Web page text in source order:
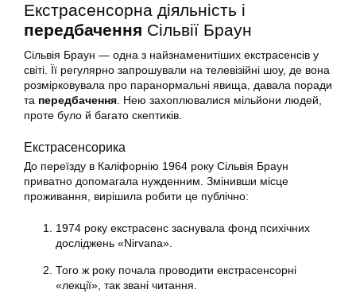
Екстрасенсорна діяльність і
передбачення Сільвії Браун
Сільвія Браун — одна з найзнаменитіших екстрасенсів у
світі. Її регулярно запрошували на телевізійні шоу, де вона
розмірковувала про паранормальні явища, давала поради
та передбачення . Нею захоплювалися мільйони людей,
проте було й багато скептиків.
Екстрасенсорика
До переїзду в Каліфорнію 1964 року Сільвія Браун
приватно допомагала нужденним. Змінивши місце
проживання, вирішила робити це публічно:
1974 року екстрасенс заснувала фонд психічних
досліджень «Nirvana».
Того ж року почала проводити екстрасенсорні
«лекції», так звані читання.